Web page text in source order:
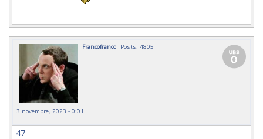
Francofranco Posts: 4805
3 novembre, 2023 - 0:01
47